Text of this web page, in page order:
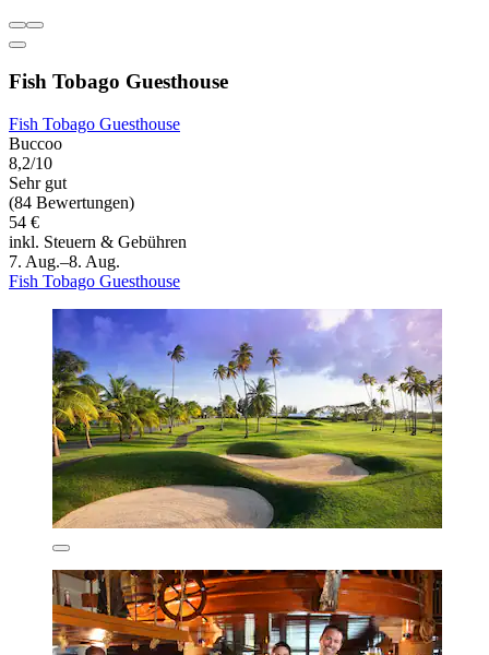
Fish Tobago Guesthouse
Fish Tobago Guesthouse
Buccoo
8,2/10
Sehr gut
(84 Bewertungen)
54 €
inkl. Steuern & Gebühren
7. Aug.–8. Aug.
Fish Tobago Guesthouse